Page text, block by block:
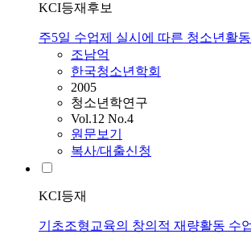
KCI등재후보
주5일 수업제 실시에 따른 청소년활
조남억
한국청소년학회
2005
청소년학연구
Vol.12 No.4
원문보기
복사/대출신청
KCI등재
기초조형교육의 창의적 재량활동 수